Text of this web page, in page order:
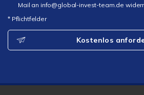
Mail an info@global-invest-team.de
* Pflichtfelder
Kostenlos